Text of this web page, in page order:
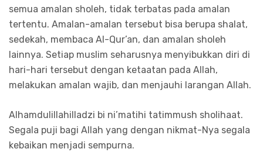
semua amalan sholeh, tidak terbatas pada amalan
tertentu. Amalan-amalan tersebut bisa berupa shalat,
sedekah, membaca Al-Qur’an, dan amalan sholeh
lainnya. Setiap muslim seharusnya menyibukkan diri di
hari-hari tersebut dengan ketaatan pada Allah,
melakukan amalan wajib, dan menjauhi larangan Allah.
Alhamdulillahilladzi bi ni’matihi tatimmush sholihaat.
Segala puji bagi Allah yang dengan nikmat-Nya segala
kebaikan menjadi sempurna.